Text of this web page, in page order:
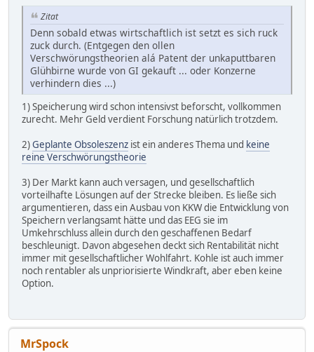
Zitat
Denn sobald etwas wirtschaftlich ist setzt es sich ruck
zuck durch. (Entgegen den ollen
Verschwörungstheorien alá Patent der unkaputtbaren
Glühbirne wurde von GI gekauft ... oder Konzerne
verhindern dies ...)
1) Speicherung wird schon intensivst beforscht, vollkommen
zurecht. Mehr Geld verdient Forschung natürlich trotzdem.
2)Geplante Obsoleszenz ist ein anderes Thema und keine
reine Verschwörungstheorie
3) Der Markt kann auch versagen, und gesellschaftlich
vorteilhafte Lösungen auf der Strecke bleiben. Es ließe sich
argumentieren, dass ein Ausbau von KKW die Entwicklung von
Speichern verlangsamt hätte und das EEG sie im
Umkehrschluss allein durch den geschaffenen Bedarf
beschleunigt. Davon abgesehen deckt sich Rentabilität nicht
immer mit gesellschaftlicher Wohlfahrt. Kohle ist auch immer
noch rentabler als unpriorisierte Windkraft, aber eben keine
Option.
MrSpock